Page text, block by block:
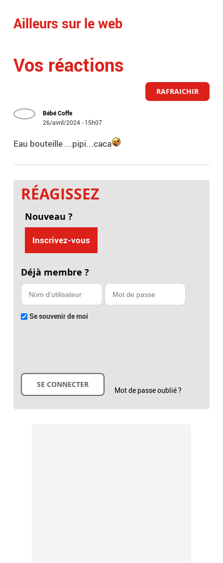
Ailleurs sur le web
Vos réactions
RAFRAICHIR
Bébé Coffe
26/avril/2024 - 15h07
Eau bouteille ...pipi...caca
RÉAGISSEZ
Nouveau ?
Inscrivez-vous
Déjà membre ?
Se souvenir de moi
Mot de passe oublié ?